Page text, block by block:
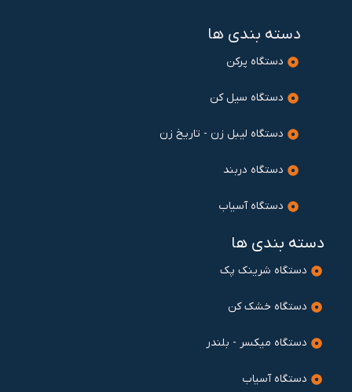
دسته بندی ها
دستگاه پرکن
دستگاه سیل کن
دستگاه لیبل زن - تاریخ زن
دستگاه دربند
دستگاه آسیاب
دسته بندی ها
دستگاه شرینک پک
دستگاه خشک کن
دستگاه میکسر - بلندر
دستگاه آسیاب